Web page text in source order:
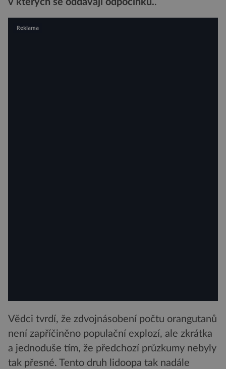
Vědci tvrdí, že zdvojnásobení počtu orangutanů
není zapříčiněno populační explozí, ale zkrátka
a jednoduše tím, že předchozí průzkumy nebyly
tak přesné. Tento druh lidoopa tak nadále
Reklama